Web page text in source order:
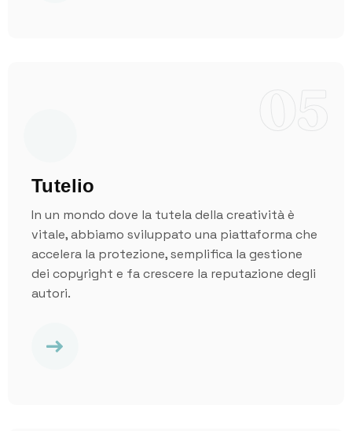
Tutelio
In un mondo dove la tutela della creatività è
vitale, abbiamo sviluppato una piattaforma che
accelera la protezione, semplifica la gestione
dei copyright e fa crescere la reputazione degli
autori.